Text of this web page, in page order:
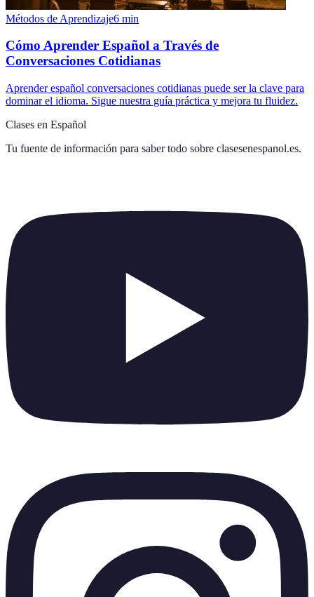
Métodos de Aprendizaje6 min
Cómo Aprender Español a Través de
Conversaciones Cotidianas
Aprender español conversaciones cotidianas puede ser la clave para
dominar el idioma. Sigue nuestra guía práctica y mejora tu fluidez.
Clases en Español
Tu fuente de información para saber todo sobre clasesenespanol.es.